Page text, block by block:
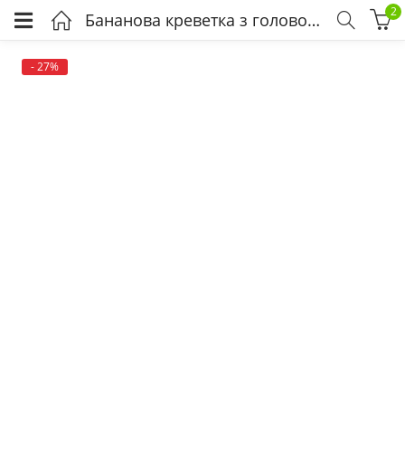
Бананова креветка з головою, U10 (22 шт. на кг), Австралія 2
- 27%